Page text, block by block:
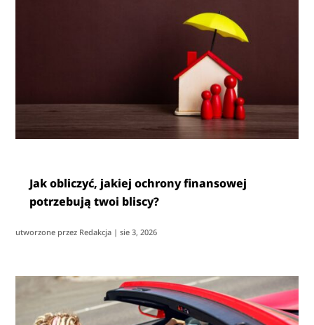
Jak obliczyć, jakiej ochrony finansowej
potrzebują twoi bliscy?
utworzone przez Redakcja |sie 3, 2026